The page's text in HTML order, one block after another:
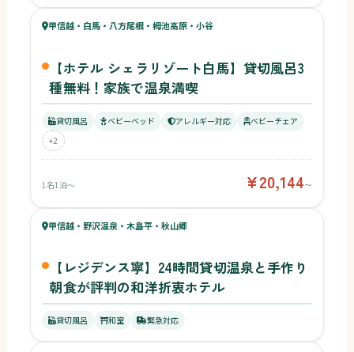
57ベビー
甲信越・白馬・八方尾根・栂池高原・小谷
【ホテル シェラリゾート白馬】貸切風呂3
種無料！家族で温泉満喫
貸切風呂 ベビーベッド アレルギー対応
ベビーチェア
+2
1名1泊〜 ¥20,144〜
57ベビー
55キッズ
甲信越・野沢温泉・木島平・秋山郷
【レジデンス寧】24時間貸切温泉と手作り
朝食が評判の和洋折衷ホテル
貸切風呂 和室 緊急対応
51キッズ